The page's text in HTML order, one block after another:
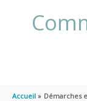
Accueil Démarches